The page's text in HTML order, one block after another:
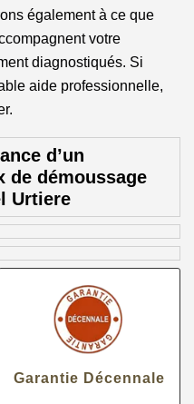
également à ce que
votre
diagnostiqués. Si
aide professionnelle,
d’un
de démoussage
Urtiere
Garantie Décennale